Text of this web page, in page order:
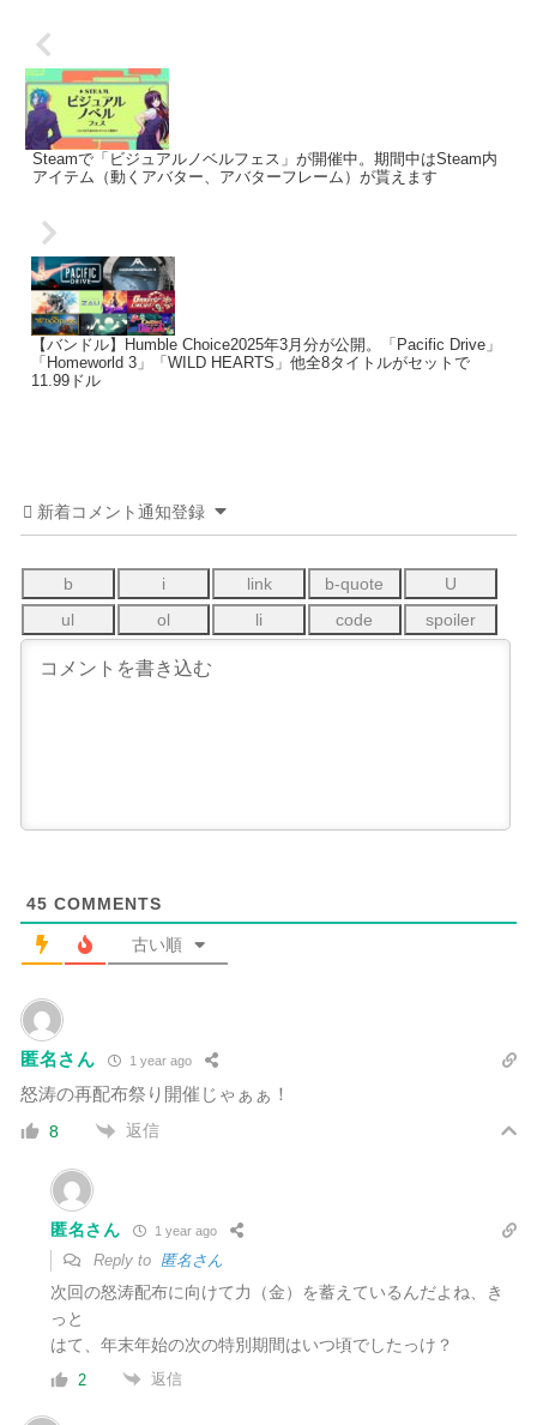
Steamで「ビジュアルノベルフェス」が開催中。期間中はSteam内
アイテム（動くアバター、アバターフレーム）が貰えます
【バンドル】Humble Choice2025年3月分が公開。「Pacific Drive」
「Homeworld 3」「WILD HEARTS」他全8タイトルがセットで
11.99ドル
新着コメント通知登録
45 COMMENTS
古い順
匿名さん 1 year ago
怒涛の再配布祭り開催じゃぁぁ！
8 返信
匿名さん 1 year ago
Reply to 匿名さん
次回の怒涛配布に向けて力（金）を蓄えているんだよね、き
っと
はて、年末年始の次の特別期間はいつ頃でしたっけ？
2 返信